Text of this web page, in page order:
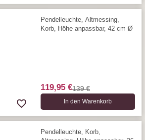
Pendelleuchte, Altmessing,
Korb, Höhe anpassbar, 42 cm Ø
119,95 €139 €
In den Warenkorb
Pendelleuchte, Korb,